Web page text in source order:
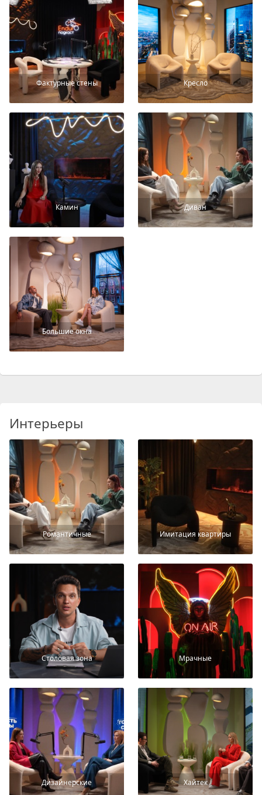
Фактурные стены Кресло
Камин Диван
Большие окна
Интерьеры
Романтичные Имитация квартиры
Столовая зона Мрачные
Дизайнерские Хайтек